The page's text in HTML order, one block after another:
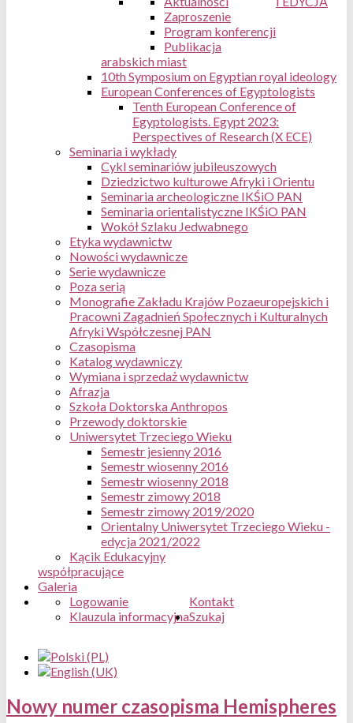
Zaproszenie
Program konferencji
Publikacja
arabskich miast
10th Symposium on Egyptian royal ideology
European Conferences of Egyptologists
Tenth European Conference of
Egyptologists. Egypt 2023:
Perspectives of Research (X ECE)
Seminaria i wykłady
Cykl seminariów jubileuszowych
Dziedzictwo kulturowe Afryki i Orientu
Seminaria archeologiczne IKŚiO PAN
Seminaria orientalistyczne IKŚiO PAN
Wokół Szlaku Jedwabnego
Etyka wydawnictw
Nowości wydawnicze
Serie wydawnicze
Poza serią
Monografie Zakładu Krajów Pozaeuropejskich i
Pracowni Zagadnień Społecznych i Kulturalnych
Afryki Współczesnej PAN
Czasopisma
Katalog wydawniczy
Wymiana i sprzedaż wydawnictw
Afrazja
Szkoła Doktorska Anthropos
Przewody doktorskie
Uniwersytet Trzeciego Wieku
Semestr jesienny 2016
Semestr wiosenny 2016
Semestr wiosenny 2018
Semestr zimowy 2018
Semestr zimowy 2019/2020
Orientalny Uniwersytet Trzeciego Wieku -
edycja 2021/2022
Kącik Edukacyjny
współpracujące
Galeria
Kontakt
Logowanie
Klauzula informacyjnaSzukaj
Nowy numer czasopisma Hemispheres